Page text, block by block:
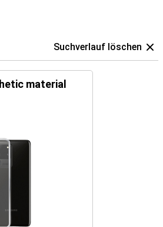
Suchverlauf löschen
material